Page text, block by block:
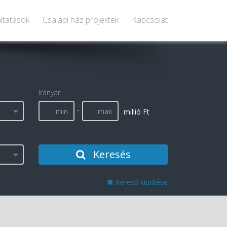
Családi ház projektek Kapcsolat
Irányár
-
millió Ft
Keresés
Kereső kiürítése